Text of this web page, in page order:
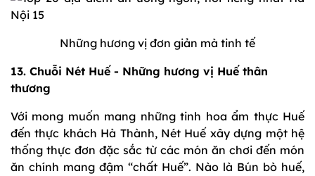
Những hương vị đơn giản mà tinh tế
13. Chuỗi Nét Huế - Những hương vị Huế thân
thương
Với mong muốn mang những tinh hoa ẩm thực Huế
đến thực khách Hà Thành, Nét Huế xây dựng một hệ
thống thực đơn đặc sắc từ các món ăn chơi đến món
ăn chính mang đậm “chất Huế”. Nào là Bún bò huế,